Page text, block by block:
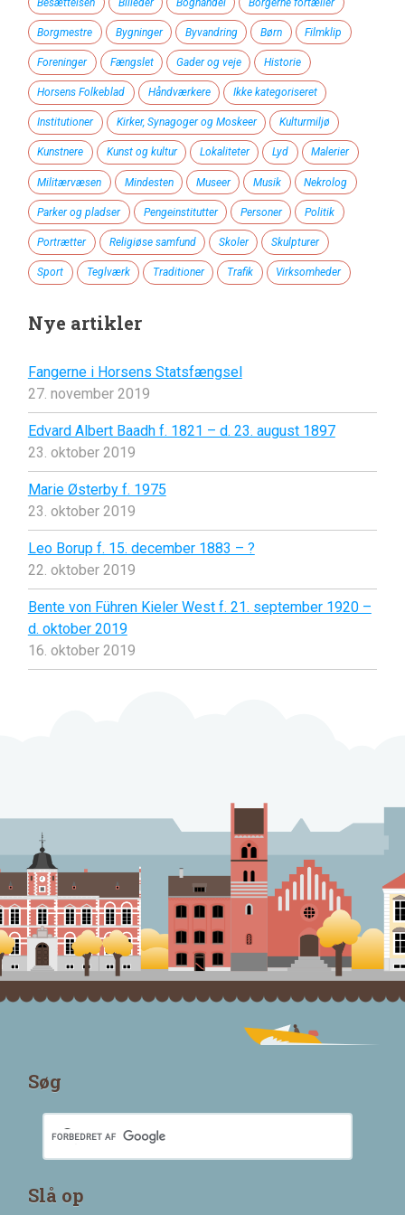
Borgmestre Bygninger Byvandring Børn Filmklip
Foreninger Fængslet Gader og veje Historie
Horsens Folkeblad Håndværkere Ikke kategoriseret
Institutioner Kirker, Synagoger og Moskeer Kulturmiljø
Kunstnere Kunst og kultur Lokaliteter Lyd Malerier
Militærvæsen Mindesten Museer Musik Nekrolog
Parker og pladser Pengeinstitutter Personer Politik
Portrætter Religiøse samfund Skoler Skulpturer
Sport Teglværk Traditioner Trafik Virksomheder
Nye artikler
Fangerne i Horsens Statsfængsel
27. november 2019
Edvard Albert Baadh f. 1821 – d. 23. august 1897
23. oktober 2019
Marie Østerby f. 1975
23. oktober 2019
Leo Borup f. 15. december 1883 – ?
22. oktober 2019
Bente von Führen Kieler West f. 21. september 1920 –
d. oktober 2019
16. oktober 2019
Søg
Slå op